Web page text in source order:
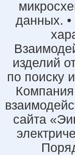
данных.
изделий
по поиску
сайта